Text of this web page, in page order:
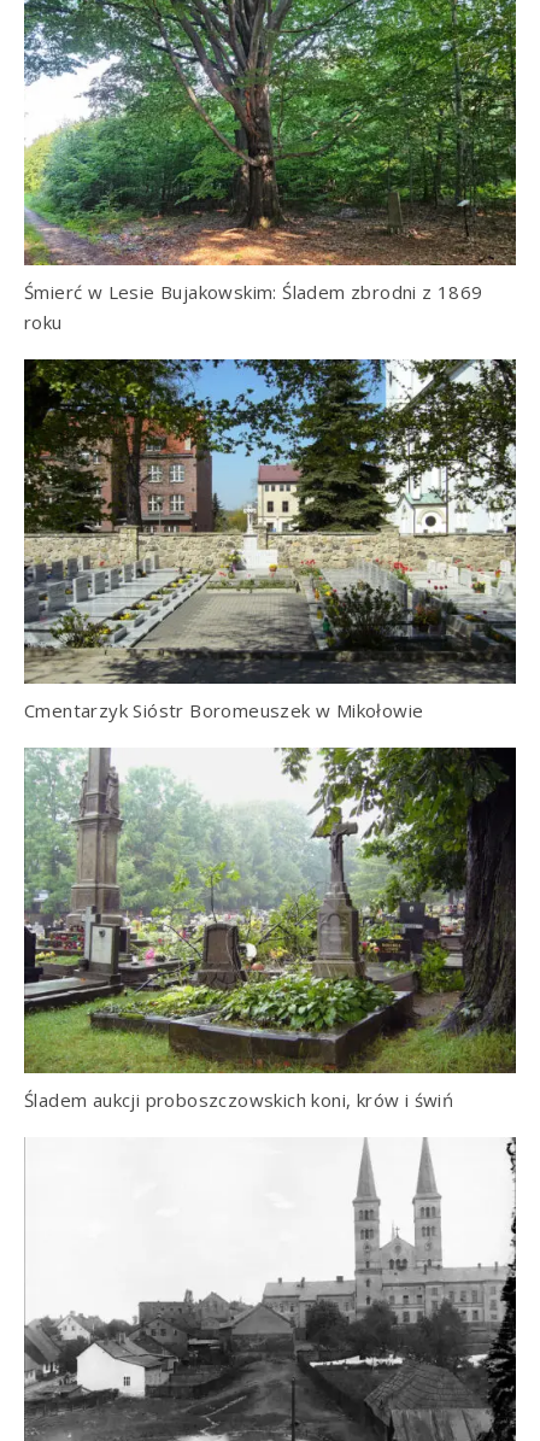
Śmierć w Lesie Bujakowskim: Śladem zbrodni z 1869
roku
Cmentarzyk Sióstr Boromeuszek w Mikołowie
Śladem aukcji proboszczowskich koni, krów i świń